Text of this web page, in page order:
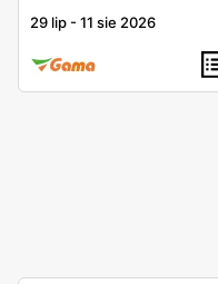
29 lip -11 sie 2026